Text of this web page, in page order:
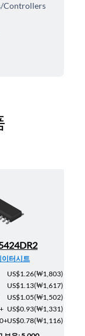
Controllers
이터시트
US$1.26(₩1,803)
US$1.13(₩1,617)
US$1.05(₩1,502)
US$0.93(₩1,331)
US$0.78(₩1,116)